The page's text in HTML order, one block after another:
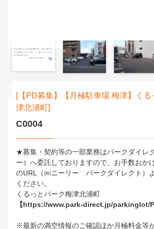
【PD募集】【月極駐車場 梅津】くる
津北浦町
C0004
★募集・契約等の一部業務はパークダイレ
ー）へ委託しておりますので、お手数おか
のURL（㈱ニーリー パークダイレクト）
ください。
くるっとパーク梅津北浦町
【https://www.park-direct.jp/parkinglot/
※最新の満空情報のご確認ほか月極料金等